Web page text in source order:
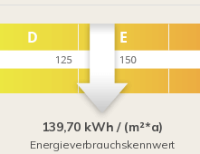
139,70 kWh / (m²*a)
Energieverbrauchskennwert